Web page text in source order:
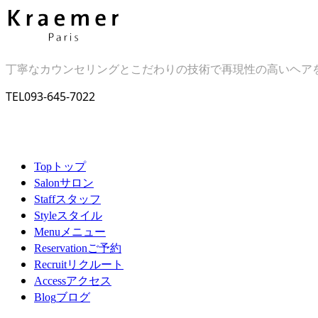
丁寧なカウンセリングとこだわりの技術で再現性の高いヘア
TEL093-645-7022
Top トップ
Salonサロン
Staffスタッフ
Styleスタイル
Menuメニュー
Reservationご予約
Recruitリクルート
Accessアクセス
Blogブログ